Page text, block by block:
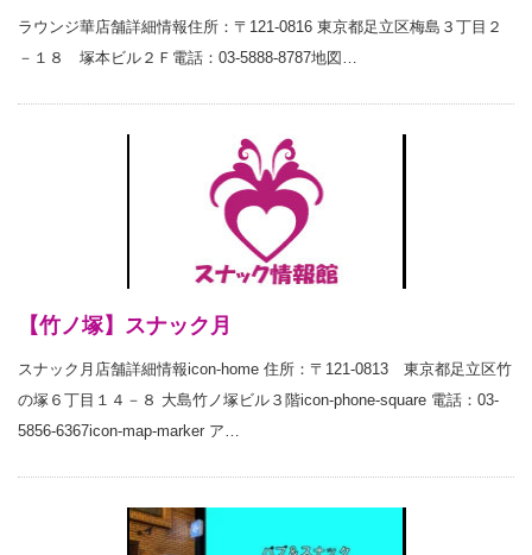
ラウンジ華店舗詳細情報住所：〒121-0816 東京都足立区梅島３丁目２
－１８ 塚本ビル２Ｆ電話：03-5888-8787地図…
【竹ノ塚】スナック月
スナック月店舗詳細情報icon-home 住所：〒121-0813 東京都足立区竹
の塚６丁目１４－８ 大島竹ノ塚ビル３階icon-phone-square 電話：03-
5856-6367icon-map-marker ア…